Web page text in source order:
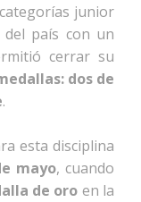
junior
país con un
cerrar su
dos de
.
esta disciplina
mayo, cuando
de oro en la